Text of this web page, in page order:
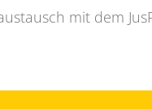
mit dem